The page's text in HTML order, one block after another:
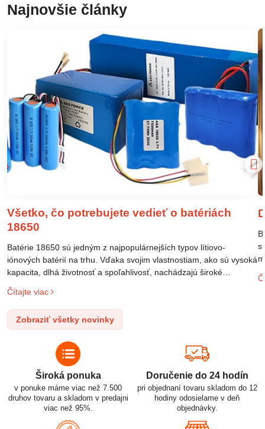
Najnovšie články
Všetko, čo potrebujete vedieť o batériách
18650
Batérie 18650 sú jedným z najpopulárnejších typov lítiovo-
iónových batérií na trhu. Vďaka svojim vlastnostiam, ako sú vysoká
kapacita, dlhá životnosť a spoľahlivosť, nachádzajú široké
po elektrické vozidlá. Pochopenie ich delenia, označovania a
správneho používania je kľúčom k ich efektívnemu a bezpečnému
využitiu.
Čítajte viac
Zobraziť všetky novinky
Široká ponuka
v ponuke máme viac než 7.500
druhov tovaru a skladom v predajni
viac než 95%.
Doručenie do 24 hodín
pri objednaní tovaru skladom do 12
hodiny odosielame v deň
objednávky.